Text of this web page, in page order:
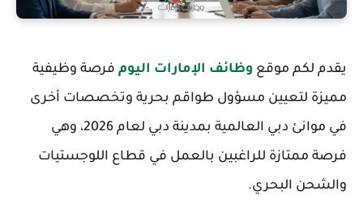
يقدم لكم موقع وظائف الإمارات اليوم فرصة وظيفية
مميزة لتعيين مسؤول طواقم بحرية وتخصصات أخرى
في موانئ دبي العالمية بمدينة دبي لعام 2026، وهي
فرصة ممتازة للراغبين بالعمل في قطاع اللوجستيات
والشحن البحري.